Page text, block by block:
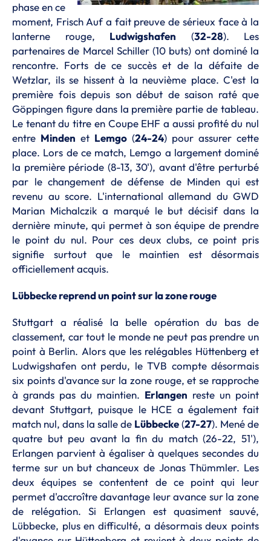
phase en ce
moment, Frisch Auf a fait preuve de sérieux face à la
lanterne rouge, Ludwigshafen (32-28). Les
partenaires de Marcel Schiller (10 buts) ont dominé la
rencontre. Forts de ce succès et de la défaite de
Wetzlar, ils se hissent à la neuvième place. C'est la
première fois depuis son début de saison raté que
Göppingen figure dans la première partie de tableau.
Le tenant du titre en Coupe EHF a aussi profité du nul
entre Minden et Lemgo (24-24) pour assurer cette
place. Lors de ce match, Lemgo a largement dominé
la première période (8-13, 30'), avant d'être perturbé
par le changement de défense de Minden qui est
revenu au score. L'international allemand du GWD
Marian Michalczik a marqué le but décisif dans la
dernière minute, qui permet à son équipe de prendre
le point du nul. Pour ces deux clubs, ce point pris
signifie surtout que le maintien est désormais
officiellement acquis.
Lübbecke reprend un point sur la zone rouge
Stuttgart a réalisé la belle opération du bas de
classement, car tout le monde ne peut pas prendre un
point à Berlin. Alors que les relégables Hüttenberg et
Ludwigshafen ont perdu, le TVB compte désormais
six points d'avance sur la zone rouge, et se rapproche
à grands pas du maintien. Erlangen reste un point
devant Stuttgart, puisque le HCE a également fait
match nul, dans la salle de Lübbecke(27-27). Mené de
quatre but peu avant la fin du match (26-22, 51'),
Erlangen parvient à égaliser à quelques secondes du
terme sur un but chanceux de Jonas Thümmler. Les
deux équipes se contentent de ce point qui leur
permet d'accroître davantage leur avance sur la zone
de relégation. Si Erlangen est quasiment sauvé,
Lübbecke, plus en difficulté, a désormais deux points